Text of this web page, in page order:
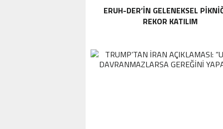
ERUH-DER’IN GELENEKSEL
REKOR KATILIM